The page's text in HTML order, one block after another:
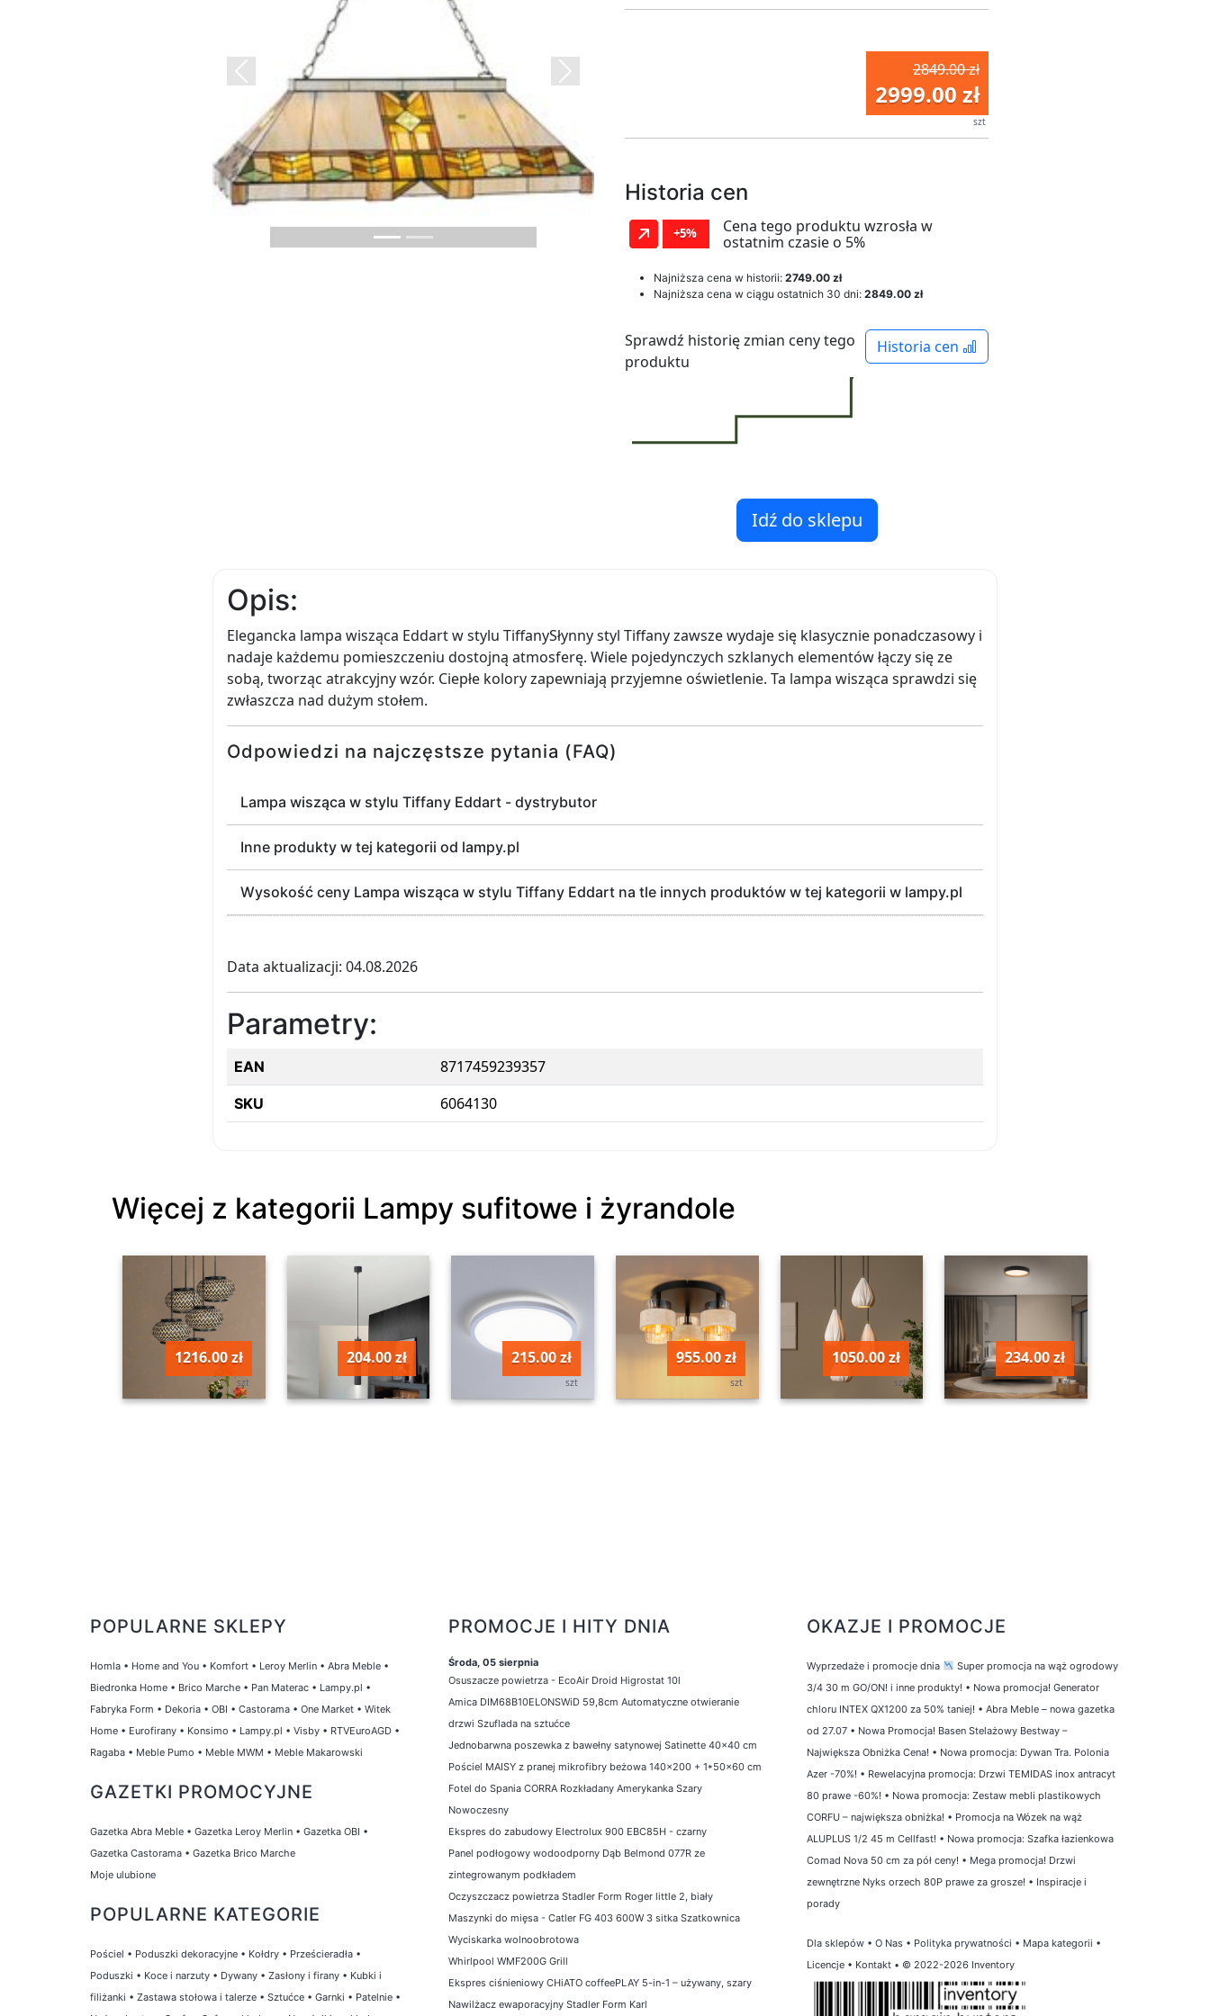
Previous Next
2849.00 zł
2999.00 zł
szt
Historia cen
+5%
Cena tego produktu wzrosła w
ostatnim czasie o 5%
Najniższa cena w historii: 2749.00 zł
Najniższa cena w ciągu ostatnich 30 dni: 2849.00 zł
Historia cen
Sprawdź historię zmian ceny tego
produktu
Idź do sklepu
Opis:
Elegancka lampa wisząca Eddart w stylu TiffanySłynny styl Tiffany zawsze wydaje się klasycznie ponadczasowy i
nadaje każdemu pomieszczeniu dostojną atmosferę. Wiele pojedynczych szklanych elementów łączy się ze
sobą, tworząc atrakcyjny wzór. Ciepłe kolory zapewniają przyjemne oświetlenie. Ta lampa wisząca sprawdzi się
zwłaszcza nad dużym stołem.
Odpowiedzi na najczęstsze pytania (FAQ)
Lampa wisząca w stylu Tiffany Eddart - dystrybutor
Inne produkty w tej kategorii od lampy.pl
Wysokość ceny Lampa wisząca w stylu Tiffany Eddart na tle innych produktów w tej kategorii w lampy.pl
Data aktualizacji: 04.08.2026
Parametry:
EAN 8717459239357
SKU 6064130
Więcej z kategorii Lampy sufitowe i żyrandole
1216.00 zł
szt
204.00 zł
szt
215.00 zł
szt
955.00 zł
szt
1050.00 zł
szt
234.00 zł
szt
POPULARNE SKLEPY
Homla • Home and You • Komfort • Leroy Merlin • Abra Meble •
Biedronka Home • Brico Marche • Pan Materac • Lampy.pl •
Fabryka Form • Dekoria • OBI • Castorama • One Market • Witek
Home • Eurofirany • Konsimo • Lampy.pl • Visby • RTVEuroAGD •
Ragaba • Meble Pumo • Meble MWM • Meble Makarowski
GAZETKI PROMOCYJNE
Gazetka Abra Meble • Gazetka Leroy Merlin • Gazetka OBI •
Gazetka Castorama • Gazetka Brico Marche
Moje ulubione
POPULARNE KATEGORIE
Pościel • Poduszki dekoracyjne • Kołdry • Prześcieradła •
Poduszki • Koce i narzuty • Dywany • Zasłony i firany • Kubki i
filiżanki • Zastawa stołowa i talerze • Sztućce • Garnki • Patelnie •
PROMOCJE I HITY DNIA
Środa, 05 sierpnia
Osuszacze powietrza - EcoAir Droid Higrostat 10l
Amica DIM68B10ELONSWiD 59,8cm Automatyczne otwieranie
drzwi Szuflada na sztućce
Jednobarwna poszewka z bawełny satynowej Satinette 40x40 cm
Pościel MAISY z pranej mikrofibry beżowa 140x200 + 1*50x60 cm
Fotel do Spania CORRA Rozkładany Amerykanka Szary
Nowoczesny
Ekspres do zabudowy Electrolux 900 EBC85H - czarny
Panel podłogowy wodoodporny Dąb Belmond 077R ze
zintegrowanym podkładem
Oczyszczacz powietrza Stadler Form Roger little 2, biały
Maszynki do mięsa - Catler FG 403 600W 3 sitka Szatkownica
Wyciskarka wolnoobrotowa
Whirlpool WMF200G Grill
Ekspres ciśnieniowy CHiATO coffeePLAY 5-in-1 – używany, szary
Nawilżacz ewaporacyjny Stadler Form Karl
OKAZJE I PROMOCJE
Wyprzedaże i promocje dnia
Super promocja na wąż ogrodowy
3/4 30 m GO/ON! i inne produkty! • Nowa promocja! Generator
chloru INTEX QX1200 za 50% taniej! • Abra Meble – nowa gazetka
od 27.07 • Nowa Promocja! Basen Stelażowy Bestway –
Największa Obniżka Cena! • Nowa promocja: Dywan Tra. Polonia
Azer -70%! • Rewelacyjna promocja: Drzwi TEMIDAS inox antracyt
80 prawe -60%! • Nowa promocja: Zestaw mebli plastikowych
CORFU – największa obniżka! • Promocja na Wózek na wąż
ALUPLUS 1/2 45 m Cellfast! • Nowa promocja: Szafka łazienkowa
Comad Nova 50 cm za pół ceny! • Mega promocja! Drzwi
zewnętrzne Nyks orzech 80P prawe za grosze! • Inspiracje i
porady
Dla sklepów • O Nas • Polityka prywatności • Mapa kategorii •
Licencje • Kontakt • © 2022-2026 Inventory